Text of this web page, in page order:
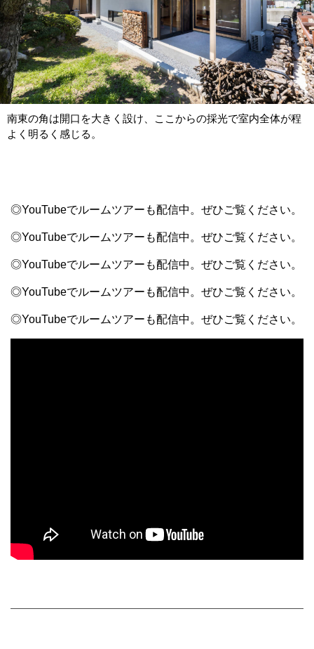
南東の角は開口を大きく設け、ここからの採光で室内全体が程
よく明るく感じる。
◎YouTubeでルームツアーも配信中。ぜひご覧ください。
◎YouTubeでルームツアーも配信中。ぜひご覧ください。
◎YouTubeでルームツアーも配信中。ぜひご覧ください。
◎YouTubeでルームツアーも配信中。ぜひご覧ください。
◎YouTubeでルームツアーも配信中。ぜひご覧ください。